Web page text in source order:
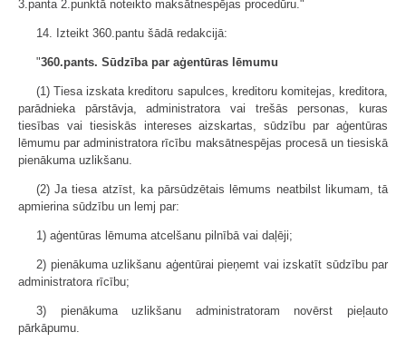
3.panta 2.punktā noteikto maksātnespējas procedūru."
14. Izteikt 360.pantu šādā redakcijā:
"360.pants. Sūdzība par aģentūras lēmumu
(1) Tiesa izskata kreditoru sapulces, kreditoru komitejas, kreditora,
parādnieka pārstāvja, administratora vai trešās personas, kuras
tiesības vai tiesiskās intereses aizskartas, sūdzību par aģentūras
lēmumu par administratora rīcību maksātnespējas procesā un tiesiskā
pienākuma uzlikšanu.
(2) Ja tiesa atzīst, ka pārsūdzētais lēmums neatbilst likumam, tā
apmierina sūdzību un lemj par:
1) aģentūras lēmuma atcelšanu pilnībā vai daļēji;
2) pienākuma uzlikšanu aģentūrai pieņemt vai izskatīt sūdzību par
administratora rīcību;
3) pienākuma uzlikšanu administratoram novērst pieļauto
pārkāpumu.